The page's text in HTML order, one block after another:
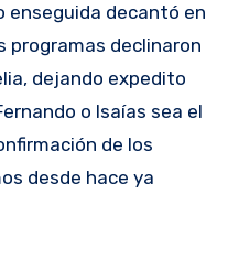
decantó en
programas declinaron
dejando expedito
o Isaías sea el
de los
desde hace ya